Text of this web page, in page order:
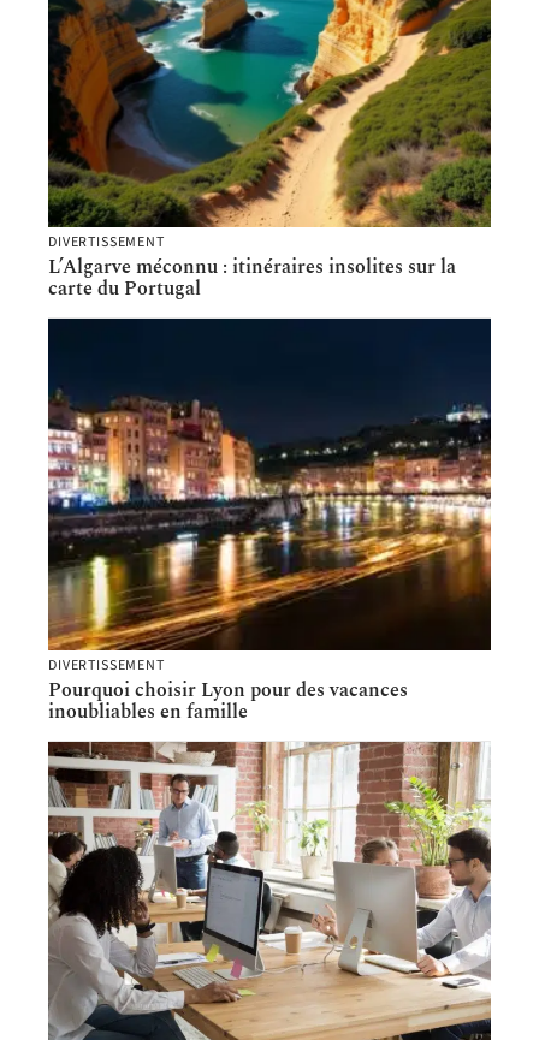
DIVERTISSEMENT
L’Algarve méconnu : itinéraires insolites sur la
carte du Portugal
DIVERTISSEMENT
Pourquoi choisir Lyon pour des vacances
inoubliables en famille